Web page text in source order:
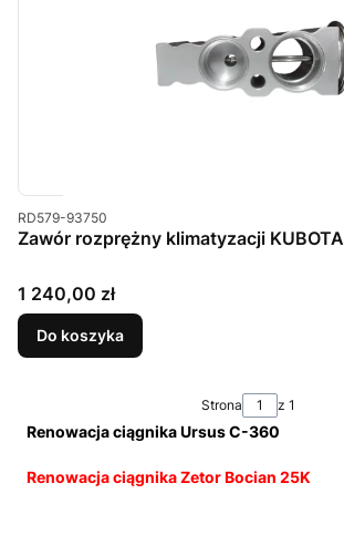
Kod produktu
RD579-93750
Zawór rozprężny klimatyzacji KUBOTA
Cena
1 240,00 zł
Do koszyka
Strona z 1
Renowacja ciągnika Ursus C-360
Renowacja ciągnika Zetor Bocian 25K